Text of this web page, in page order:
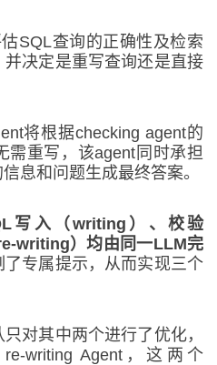
SQL查询的正确性及检索
决定是重写查询还是直接
将根据checking agent的
需重写，该agent同时承担
息和问题生成最终答案。
写入（writing）、校验
writing）均由同一LLM完
专属提示，从而实现三个
对其中两个进行了优化，
writing Agent，这两个